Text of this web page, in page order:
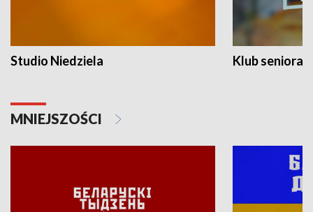
Studio Niedziela Klub seniora
MNIEJSZOŚCI